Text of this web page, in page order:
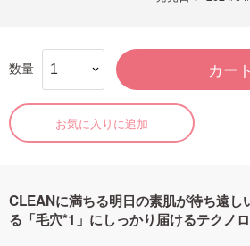
数量 カー
お気に入りに追加
CLEANに満ちる明日の素肌が待ち遠し
る「毛穴*1」にしっかり届けるテクノ